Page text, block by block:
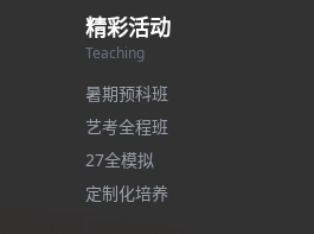
精彩活动
Teaching
暑期预科班
艺考全程班
27全模拟
定制化培养